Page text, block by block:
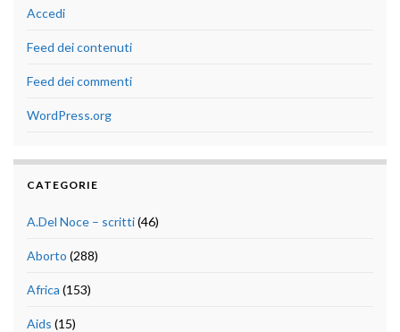
Accedi
Feed dei contenuti
Feed dei commenti
WordPress.org
CATEGORIE
A.Del Noce – scritti(46)
Aborto (288)
Africa (153)
Aids (15)